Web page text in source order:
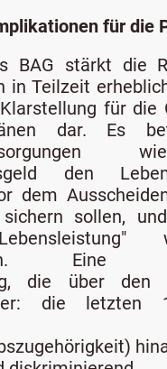
für die
BAG stärkt die
in Teilzeit
für die
dar. Es
den
dem
sichern sollen,
Eine
die über den
die letzten